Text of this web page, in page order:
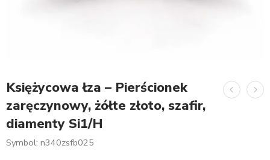
Księżycowa łza – Pierścionek
zaręczynowy, żółte złoto, szafir,
diamenty Si1/H
Symbol: n340zsfb025